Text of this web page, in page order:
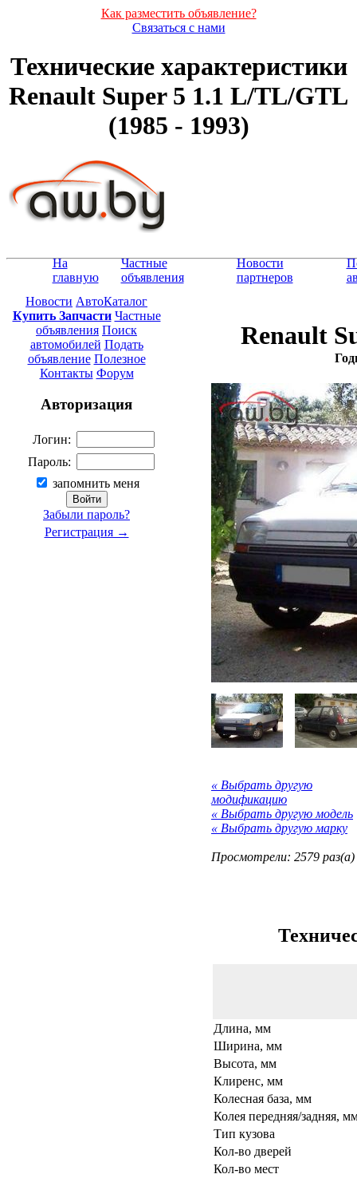
Как разместить объявление?
Связаться с нами
Технические характеристики
Renault Super 5 1.1 L/TL/GTL
(1985 - 1993)
На
главную
Частные
объявления
Новости
партнеров
Новости АвтоКаталог
Купить Запчасти Частные
объявления Поиск
автомобилей Подать
объявление Полезное
Контакты Форум
Авторизация
Логин:
Пароль:
запомнить меня
Забыли пароль?
Регистрация →
Renault
« Выбрать другую
модификацию
« Выбрать другую модель
« Выбрать другую марку
Просмотрели: 2579 раз(а)
Длина, мм
Ширина, мм
Высота, мм
Клиренс, мм
Колесная база, мм
Колея передняя/задняя,
Тип кузова
Кол-во дверей
Кол-во мест